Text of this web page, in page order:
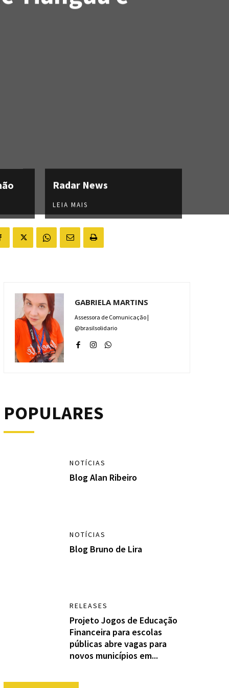
Radar News
LEIA MAIS
GABRIELA MARTINS
Assessora de Comunicação |
@brasilsolidario
POPULARES
NOTÍCIAS
Blog Alan Ribeiro
NOTÍCIAS
Blog Bruno de Lira
RELEASES
Projeto Jogos de Educação
Financeira para escolas
públicas abre vagas para
novos municípios em...